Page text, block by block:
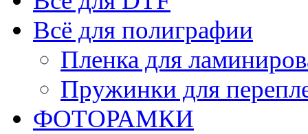
Всё для полиграфии
Пленка для
Пружинки для
ФОТОРАМКИ